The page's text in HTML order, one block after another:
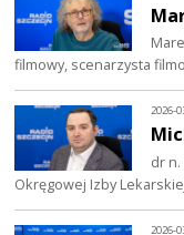
filmowy, scenarzysta
2026-
dr n.
Okręgowej Izby
2026-